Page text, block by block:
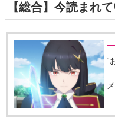
【総合】今読まれ
“